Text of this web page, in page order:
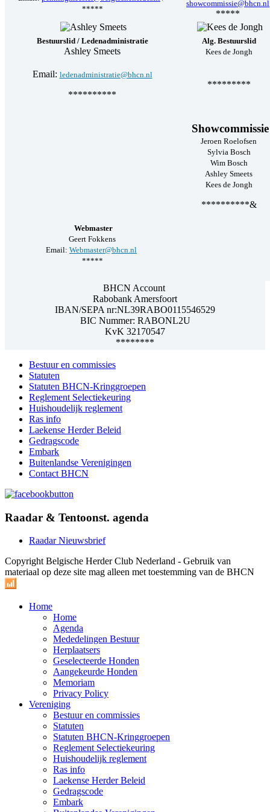
*****
showcommissie@bhcn.nl
*****
Bestuurslid / Ledenadministratie
Ashley Smeets
Alg. Bestuurslid
Kees de Jongh
Email: ledenadministratie@bhcn.nl
**********
*********
Showcommissie
Jeroen Roelofsen
Sylvia Bosch
Wim Bosch
Ashley Smeets
Kees de Jongh
**********&
Webmaster
Geert Fokkens
Email: Webmaster@bhcn.nl
*****
BHCN Account
Rabobank Amersfoort
IBAN/SEPA nr:NL39RABO0115546529
BIC Nummer: RABONL2U
KvK 32170547
********
Bestuur en commissies
Statuten
Statuten BHCN-Kringgroepen
Reglement Selectiekeuring
Huishoudelijk reglement
Ras info
Laekense Herder Beleid
Gedragscode
Embark
Buitenlandse Verenigingen
Contact BHCN
Raadar & Tentoonst. agenda
Raadar Nieuwsbrief
Copyright Belgische Herder Club Nederland - Gebruik van
materiaal op deze site mag alleen met toestemming van de BHCN
Home
Home
Agenda
Mededelingen Bestuur
Herplaatsers
Geselecteerde Honden
Aangekeurde Honden
Memoriam
Privacy Policy
Vereniging
Bestuur en commissies
Statuten
Statuten BHCN-Kringgroepen
Reglement Selectiekeuring
Huishoudelijk reglement
Ras info
Laekense Herder Beleid
Gedragscode
Embark